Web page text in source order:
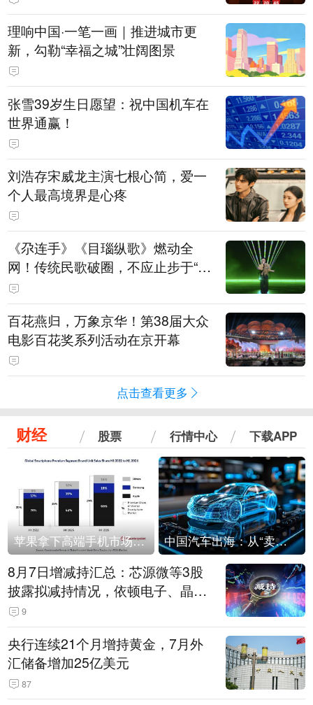
理响中国·一笔一画｜推进城市更
新，勾勒“幸福之城”壮阔图景
张雪39岁生日愿望：祝中国机车在
世界通赢！
刘浩存宋威龙主演七根心简，爱一
个人最高境界是心疼
《尕连手》《目瑙纵歌》燃动全
网！传统民歌破圈，不应止步于“上
头”
百花燕归，万象京华！第38届大众
电影百花奖系列活动在京开幕
点击查看更多
财经 股票 行情中心 下载APP
苹果拿下高端手机市场65%的份额：iPhone 17系列功不可没 中国汽车出海：从“卖出去”到“走进去”
8月7日增减持汇总：芯源微等3股
披露拟减持情况，依顿电子、晶华
微拟增持（表）
9
央行连续21个月增持黄金，7月外
汇储备增加25亿美元
87